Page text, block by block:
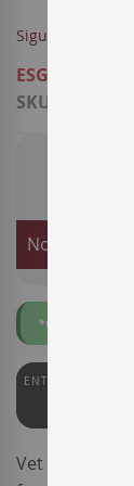
Sigueu el
ESGOTAT
SKU
Notificar-me
ENTERWINE
Vet aquí una